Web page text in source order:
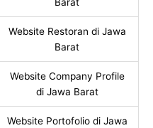
Barat
Website Restoran di Jawa
Barat
Website Company Profile
di Jawa Barat
Website Portofolio di Jawa